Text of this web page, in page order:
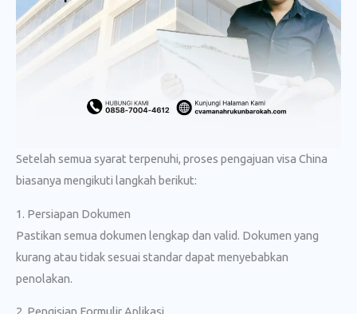
Setelah semua syarat terpenuhi, proses pengajuan visa China
biasanya mengikuti langkah berikut:
1. Persiapan Dokumen
Pastikan semua dokumen lengkap dan valid. Dokumen yang
kurang atau tidak sesuai standar dapat menyebabkan
penolakan.